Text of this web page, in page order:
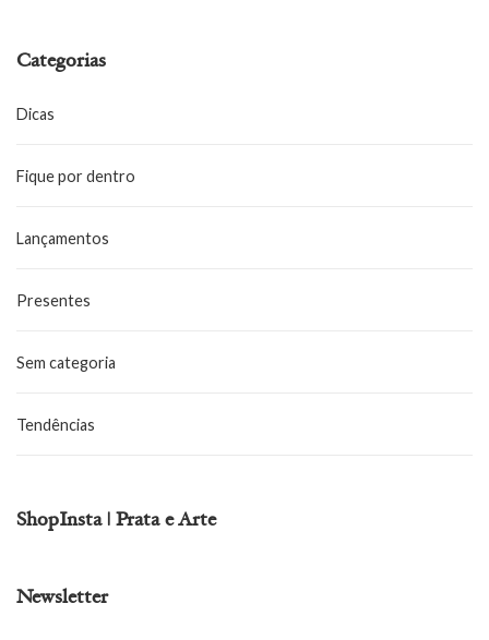
Categorias
Dicas
Fique por dentro
Lançamentos
Presentes
Sem categoria
Tendências
ShopInsta | Prata e Arte
Newsletter